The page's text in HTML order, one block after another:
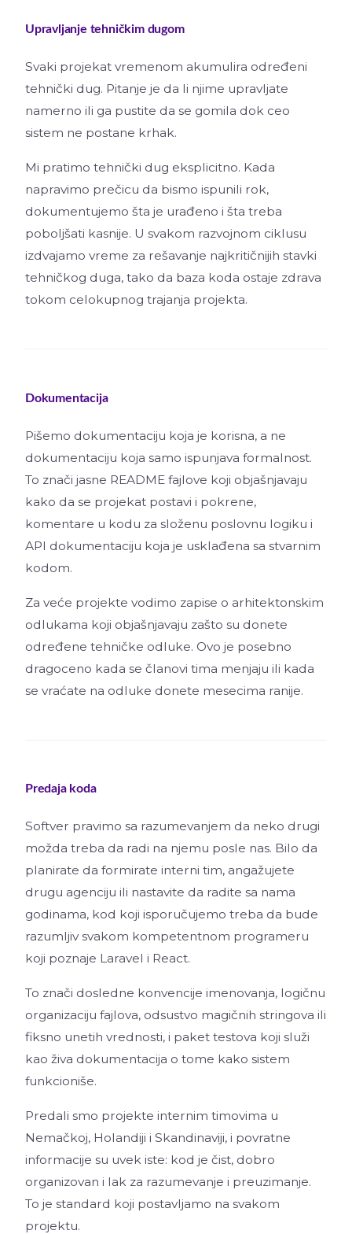
Upravljanje tehničkim dugom
Svaki projekat vremenom akumulira određeni
tehnički dug. Pitanje je da li njime upravljate
namerno ili ga pustite da se gomila dok ceo
sistem ne postane krhak.
Mi pratimo tehnički dug eksplicitno. Kada
napravimo prečicu da bismo ispunili rok,
dokumentujemo šta je urađeno i šta treba
poboljšati kasnije. U svakom razvojnom ciklusu
izdvajamo vreme za rešavanje najkritičnijih stavki
tehničkog duga, tako da baza koda ostaje zdrava
tokom celokupnog trajanja projekta.
Dokumentacija
Pišemo dokumentaciju koja je korisna, a ne
dokumentaciju koja samo ispunjava formalnost.
To znači jasne README fajlove koji objašnjavaju
kako da se projekat postavi i pokrene,
komentare u kodu za složenu poslovnu logiku i
API dokumentaciju koja je usklađena sa stvarnim
kodom.
Za veće projekte vodimo zapise o arhitektonskim
odlukama koji objašnjavaju zašto su donete
određene tehničke odluke. Ovo je posebno
dragoceno kada se članovi tima menjaju ili kada
se vraćate na odluke donete mesecima ranije.
Predaja koda
Softver pravimo sa razumevanjem da neko drugi
možda treba da radi na njemu posle nas. Bilo da
planirate da formirate interni tim, angažujete
drugu agenciju ili nastavite da radite sa nama
godinama, kod koji isporučujemo treba da bude
razumljiv svakom kompetentnom programeru
koji poznaje Laravel i React.
To znači dosledne konvencije imenovanja, logičnu
organizaciju fajlova, odsustvo magičnih stringova ili
fiksno unetih vrednosti, i paket testova koji služi
kao živa dokumentacija o tome kako sistem
funkcioniše.
Predali smo projekte internim timovima u
Nemačkoj, Holandiji i Skandinaviji, i povratne
informacije su uvek iste: kod je čist, dobro
organizovan i lak za razumevanje i preuzimanje.
To je standard koji postavljamo na svakom
projektu.